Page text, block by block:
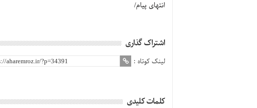
انتهای پیام/
اشتراک گذاری
لینک کوتاه :
کلمات کلیدی